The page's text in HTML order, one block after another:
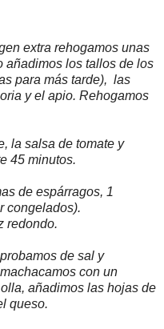
extra rehogamos unas
añadimos los tallos de los
para más tarde), las
y el apio. Rehogamos
la salsa de tomate y
45 minutos.
de espárragos, 1
congelados).
redondo.
de sal y
con un
añadimos las hojas de
queso.